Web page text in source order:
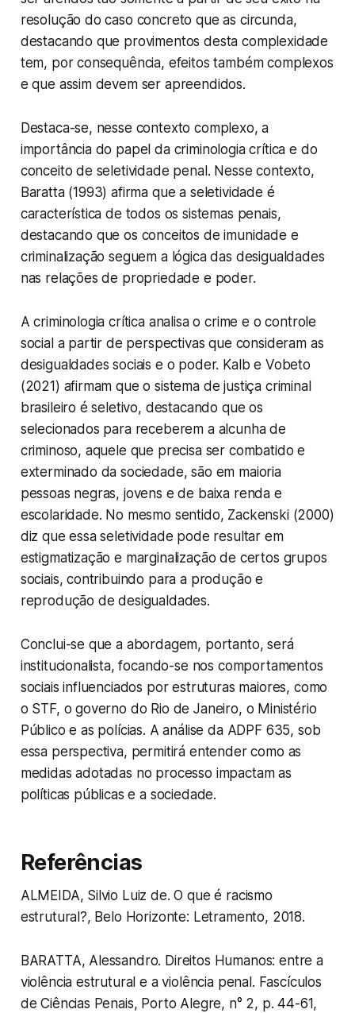
resolução do caso concreto que as circunda,
destacando que provimentos desta complexidade
tem, por consequência, efeitos também complexos
e que assim devem ser apreendidos.
Destaca-se, nesse contexto complexo, a
importância do papel da criminologia crítica e do
conceito de seletividade penal. Nesse contexto,
Baratta (1993) afirma que a seletividade é
característica de todos os sistemas penais,
destacando que os conceitos de imunidade e
criminalização seguem a lógica das desigualdades
nas relações de propriedade e poder.
A criminologia crítica analisa o crime e o controle
social a partir de perspectivas que consideram as
desigualdades sociais e o poder. Kalb e Vobeto
(2021) afirmam que o sistema de justiça criminal
brasileiro é seletivo, destacando que os
selecionados para receberem a alcunha de
criminoso, aquele que precisa ser combatido e
exterminado da sociedade, são em maioria
pessoas negras, jovens e de baixa renda e
escolaridade. No mesmo sentido, Zackenski (2000)
diz que essa seletividade pode resultar em
estigmatização e marginalização de certos grupos
sociais, contribuindo para a produção e
reprodução de desigualdades.
Conclui-se que a abordagem, portanto, será
institucionalista, focando-se nos comportamentos
sociais influenciados por estruturas maiores, como
o STF, o governo do Rio de Janeiro, o Ministério
Público e as polícias. A análise da ADPF 635, sob
essa perspectiva, permitirá entender como as
medidas adotadas no processo impactam as
políticas públicas e a sociedade.
Referências
ALMEIDA, Silvio Luiz de. O que é racismo
estrutural?, Belo Horizonte: Letramento, 2018.
BARATTA, Alessandro. Direitos Humanos: entre a
violência estrutural e a violência penal. Fascículos
de Ciências Penais, Porto Alegre, n° 2, p. 44-61,